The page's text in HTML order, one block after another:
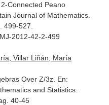
Connected Peano
Journal of Mathematics.
499-527.
2012-42-2-499
Villar Liñán, María
Over Z/3z. En:
and Statistics.
40-45